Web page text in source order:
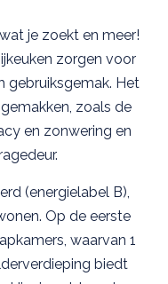
je zoekt en meer!
zorgen voor
gebruiksgemak. Het
zoals de
en zonwering en
(energielabel B),
Op de eerste
waarvan 1
biedt